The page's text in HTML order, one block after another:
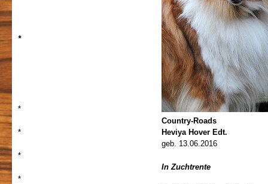
*
*
*
*
*
Country-Roads
Heviya Hover Edt.
geb. 13.06.2016
In Zuchtrente